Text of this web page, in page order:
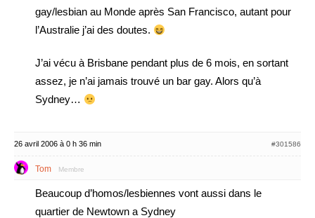
gay/lesbian au Monde après San Francisco, autant pour
l’Australie j’ai des doutes.
J’ai vécu à Brisbane pendant plus de 6 mois, en sortant
assez, je n’ai jamais trouvé un bar gay. Alors qu’à
Sydney…
26 avril 2006 à 0 h 36 min #301586
Tom Membre
Beaucoup d’homos/lesbiennes vont aussi dans le
quartier de Newtown a Sydney